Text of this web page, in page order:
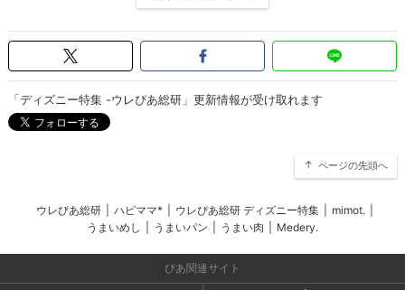
「ディズニー特集 -ウレぴあ総研」更新情報が受け取れます
ページの先頭へ
ウレぴあ総研 ハピママ* ウレぴあ総研 ディズニー特集 mimot.
うまいめし
うまいパン うまい肉 Medery.
ぴあ関連サイト